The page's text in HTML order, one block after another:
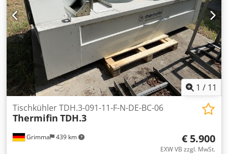
1 / 11
Grimma 439 km
Tischkühler TDH.3-091-11-F-N-DE-BC-06
Thermifin TDH.3
€ 5.900
EXW VB zzgl. MwSt.